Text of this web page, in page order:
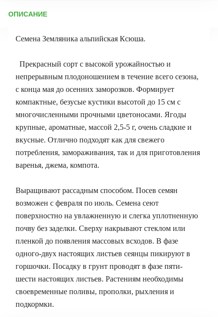
Бренд товара:
ОПИСАНИЕ
Семена Земляника альпийская Ксюша.
Прекрасный сорт с высокой урожайностью и
непрерывным плодоношением в течение всего сезона,
с конца мая до осенних заморозков. Формирует
компактные, безусые кустики высотой до 15 см с
многочисленными прочными цветоносами. Ягоды
крупные, ароматные, массой 2,5-5 г, очень сладкие и
вкусные. Отлично подходят как для свежего
потребления, замораживания, так и для приготовления
варенья, джема, компота.
Выращивают рассадным способом. Посев семян
возможен с февраля по июль. Семена сеют
поверхностно на увлажненную и слегка уплотненную
почву без заделки. Сверху накрывают стеклом или
пленкой до появления массовых всходов. В фазе
одного-двух настоящих листьев сеянцы пикируют в
горшочки. Посадку в грунт проводят в фазе пяти-
шести настоящих листьев. Растениям необходимы
своевременные поливы, прополки, рыхления и
подкормки.